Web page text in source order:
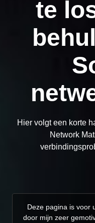
te
Hier volgt een korte
Network
Deze pagina is voor
door mijn zeer